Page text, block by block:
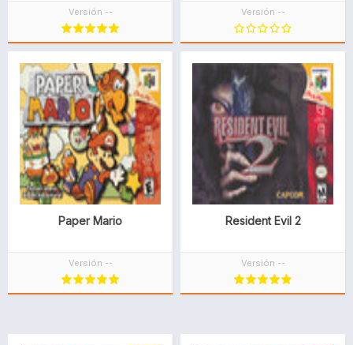
Versión -- Versión --
Paper Mario
Versión --
Resident Evil 2
Versión --